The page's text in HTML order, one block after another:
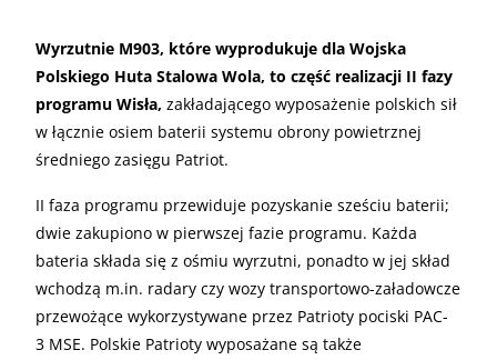
Wyrzutnie M903, które wyprodukuje dla Wojska
Polskiego Huta Stalowa Wola, to część realizacji II fazy
programu Wisła, zakładającego wyposażenie polskich sił
w łącznie osiem baterii systemu obrony powietrznej
średniego zasięgu Patriot.
II faza programu przewiduje pozyskanie sześciu baterii;
dwie zakupiono w pierwszej fazie programu. Każda
bateria składa się z ośmiu wyrzutni, ponadto w jej skład
wchodzą m.in. radary czy wozy transportowo-załadowcze
przewożące wykorzystywane przez Patrioty pociski PAC-
3 MSE. Polskie Patrioty wyposażane są także